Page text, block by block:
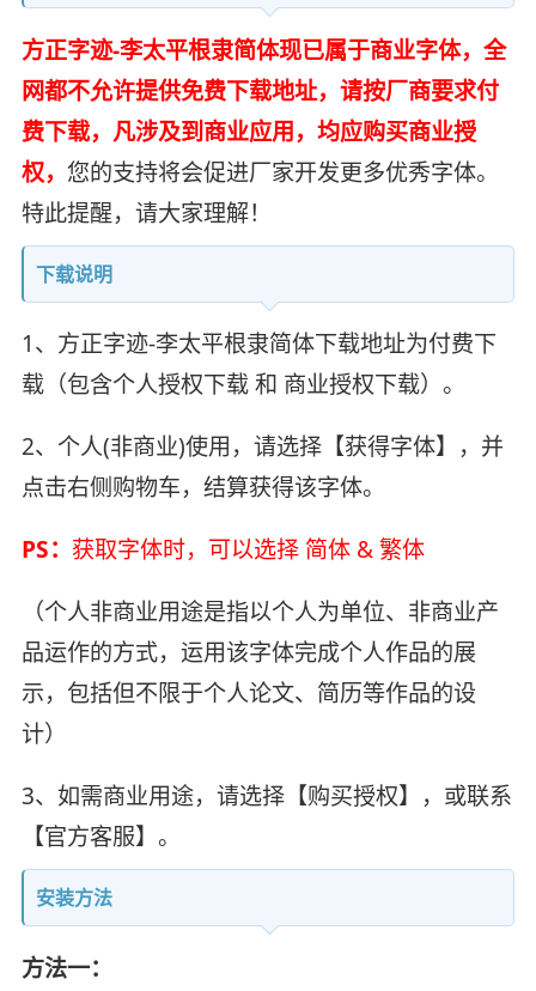
方正字迹-李太平根隶简体现已属于商业字体，全
网都不允许提供免费下载地址，请按厂商要求付
费下载，凡涉及到商业应用，均应购买商业授
权， 您的支持将会促进厂家开发更多优秀字体。
特此提醒，请大家理解！
下载说明
1、方正字迹-李太平根隶简体下载地址为付费下
载（包含个人授权下载 和 商业授权下载）。
2、个人(非商业)使用，请选择【获得字体】，并
点击右侧购物车，结算获得该字体。
PS： 获取字体时，可以选择 简体 & 繁体
（个人非商业用途是指以个人为单位、非商业产
品运作的方式，运用该字体完成个人作品的展
示，包括但不限于个人论文、简历等作品的设
计）
3、如需商业用途，请选择【购买授权】，或联系
【官方客服】。
安装方法
方法一：